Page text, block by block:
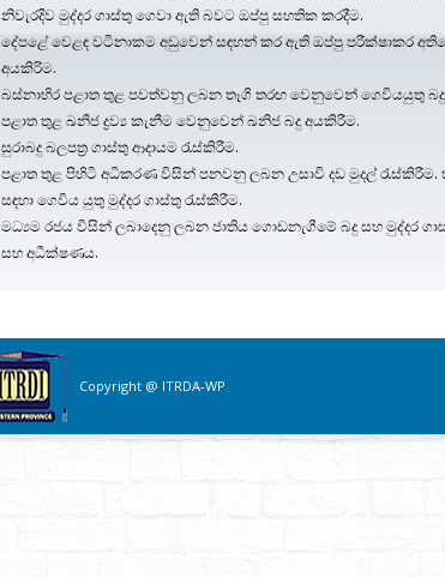
නිවැරදිව මුද්දර ගාස්තු ගෙවා ඇති බවට ඔප්පු සහතික කරදීම.
දේපළේ වෙළඳ වටිනාකම අඩුවෙන් සඳහන් කර ඇති ඔප්පු පරීක්ෂාකර
අයකිරිම.
බස්නාහිර පළාත තුළ පවත්වනු ලබන තෑගි තරඟ වෙනුවෙන් ගෙවියයුතු
පළාත තුළ ඛනිජ ද්‍රව්‍ය කැනීම වෙනුවෙන් ඛනිජ බදු අයකිරීම.
සුරාබදු බලපත්‍ර ගාස්තු ආදායම රැස්කිරීම.
පළාත තුළ පිහිටි අධිකරණ විසින් පනවනු ලබන උසාවි දඩ මුදල්
සඳහා ගෙවිය යුතු මුද්දර ගාස්තු රැස්කිරීම.
මධ්‍යම රජය විසින් ලබාදෙනු ලබන ජාතිය ගොඩනැගීමේ බදු සහ මුද්දර
සහ අධීක්ෂණය.
Copyright @ ITRDA-WP